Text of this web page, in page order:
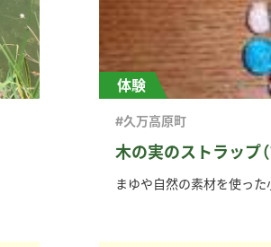
体験
木の実のストラップ
#久万高原町
まゆや自然の素材を使っ